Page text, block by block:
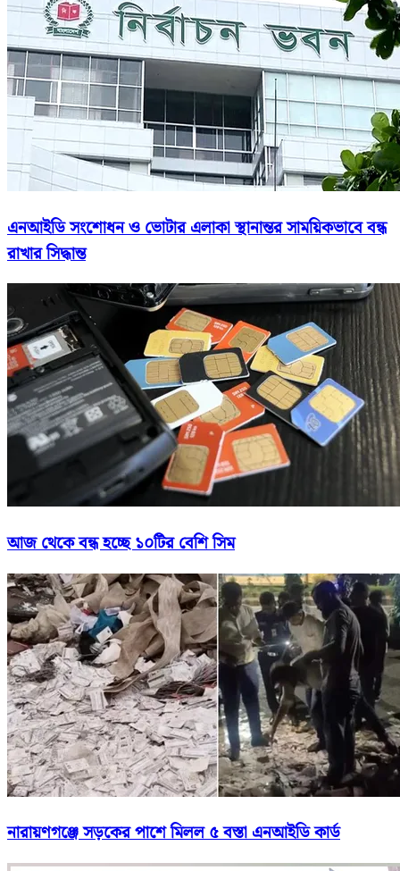
এনআইডি সংশোধন ও ভোটার এলাকা স্থানান্তর সাময়িকভাবে বন্ধ
রাখার সিদ্ধান্ত
আজ থেকে বন্ধ হচ্ছে ১০টির বেশি সিম
নারায়ণগঞ্জে সড়কের পাশে মিলল ৫ বস্তা এনআইডি কার্ড